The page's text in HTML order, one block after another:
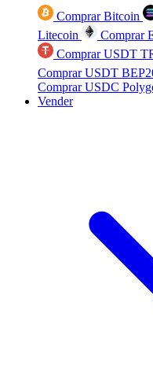
Comprar Bitcoin
Litecoin
Comprar
Comprar USDT
Comprar USDT
Comprar USDC
Vender